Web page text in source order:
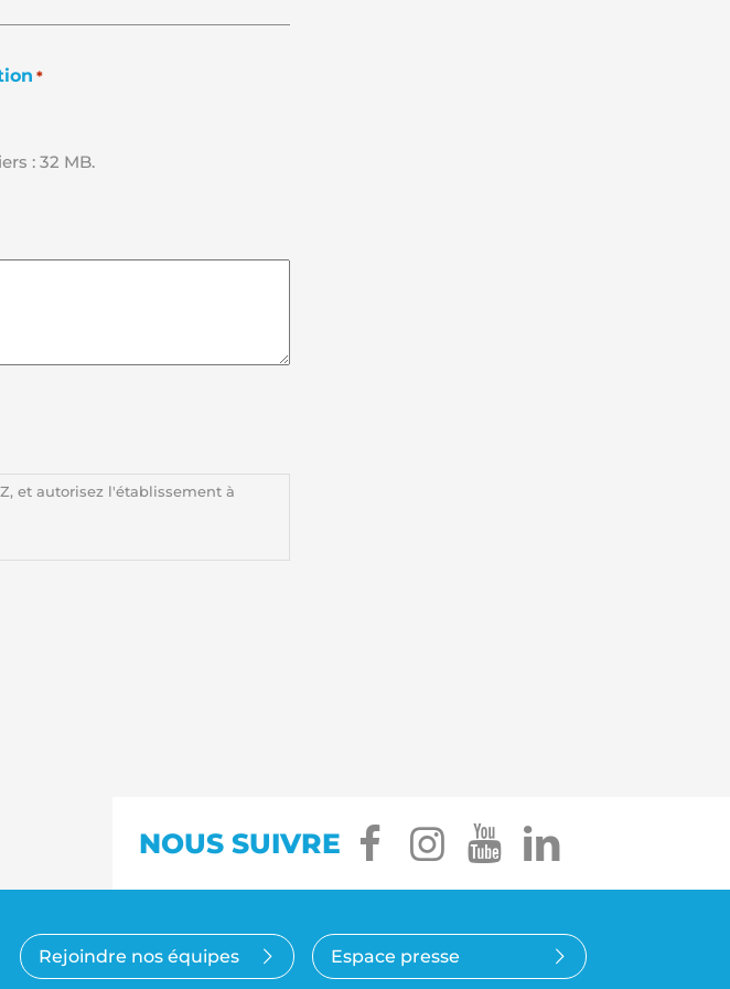
*
: 32 MB.
et autorisez l'établissement à
NOUS SUIVRE facebook
instagram
youtube
Rejoindre nos équipes Espace presse